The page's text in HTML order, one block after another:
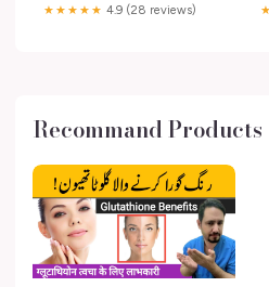
★★★★★ 4.9 (28 reviews)
Recommand Products